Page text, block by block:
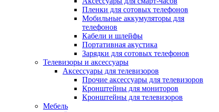
Пленки для сотовых телефонов
Мобильные аккумуляторы для
телефонов
Кабели и шлейфы
Портативная акустика
Зарядки для сотовых телефонов
Телевизоры и аксессуары
Аксессуары для телевизоров
Прочие аксессуары для телевизоров
Кронштейны для мониторов
Кронштейны для телевизоров
Мебель